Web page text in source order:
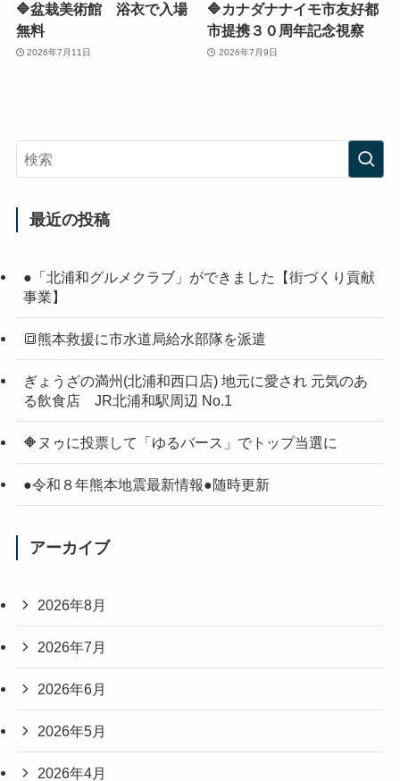
🔷盆栽美術館 浴衣で入場
無料
2026年7月11日
🔷カナダナナイモ市友好都
市提携３０周年記念視察
2026年7月9日
最近の投稿
●「北浦和グルメクラブ」ができました【街づくり貢献
事業】
🔳熊本救援に市水道局給水部隊を派遣
ぎょうざの満州(北浦和西口店) 地元に愛され 元気のあ
る飲食店 JR北浦和駅周辺 No.1
🔶ヌゥに投票して「ゆるバース」でトップ当選に
●令和８年熊本地震最新情報●随時更新
アーカイブ
2026年8月
2026年7月
2026年6月
2026年5月
2026年4月